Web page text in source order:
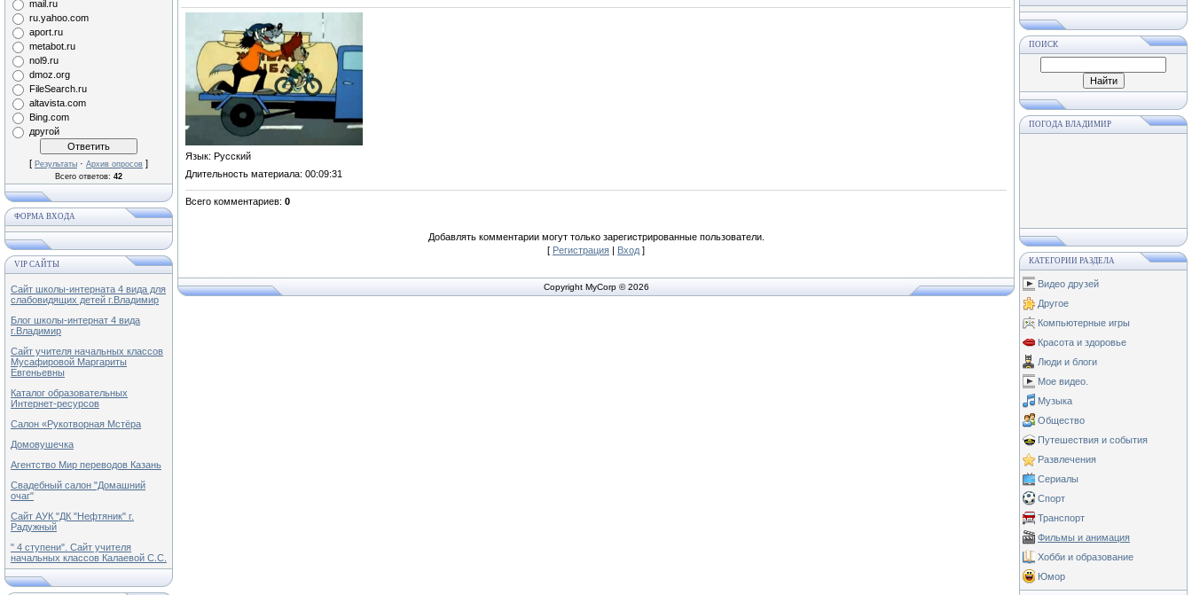
mail.ru
ru.yahoo.com
aport.ru
metabot.ru
nol9.ru
dmoz.org
FileSearch.ru
altavista.com
Bing.com
другой
[ Результаты · Архив опросов ]
Всего ответов: 42
ФОРМА ВХОДА
VIP САЙТЫ
Сайт школы-интерната 4 вида для
слабовидящих детей г.Владимир
Блог школы-интернат 4 вида
г.Владимир
Сайт учителя начальных классов
Мусафировой Маргариты
Евгеньевны
Каталог образовательных
Интернет-ресурсов
Салон «Рукотворная Мстёра
Домовушечка
Агентство Мир переводов Казань
Свадебный салон "Домашний
очаг"
Сайт АУК "ДК "Нефтяник" г.
Радужный
" 4 ступени". Сайт учителя
начальных классов Калаевой С.С.
Язык: Русский
Длительность материала: 00:09:31
Всего комментариев: 0
Добавлять комментарии могут только зарегистрированные пользователи.
[ Регистрация | Вход ]
Copyright MyCorp © 2026
ПОИСК
ПОГОДА ВЛАДИМИР
КАТЕГОРИИ РАЗДЕЛА
Видео друзей
Другое
Компьютерные игры
Красота и здоровье
Люди и блоги
Мое видео.
Музыка
Общество
Путешествия и события
Развлечения
Сериалы
Спорт
Транспорт
Фильмы и анимация
Хобби и образование
Юмор